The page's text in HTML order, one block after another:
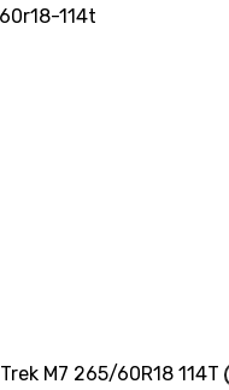
114t
M7 265/60R18 114T